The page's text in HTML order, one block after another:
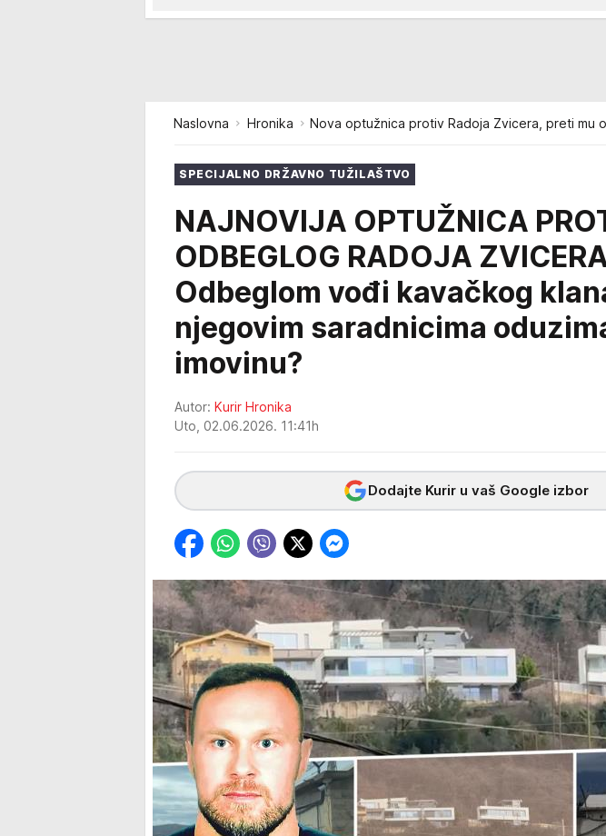
Naslovna Hronika Nova optužnica protiv Radoja Zvicera, preti mu
SPECIJALNO DRŽAVNO TUŽILAŠTVO
NAJNOVIJA OPTUŽNICA
ODBEGLOG RADOJA
Odbeglom vođi kavačkog
njegovim saradnicima
imovinu?
Autor: Kurir Hronika
Uto, 02.06.2026. 11:41h
Dodajte Kurir u vaš Google izbor